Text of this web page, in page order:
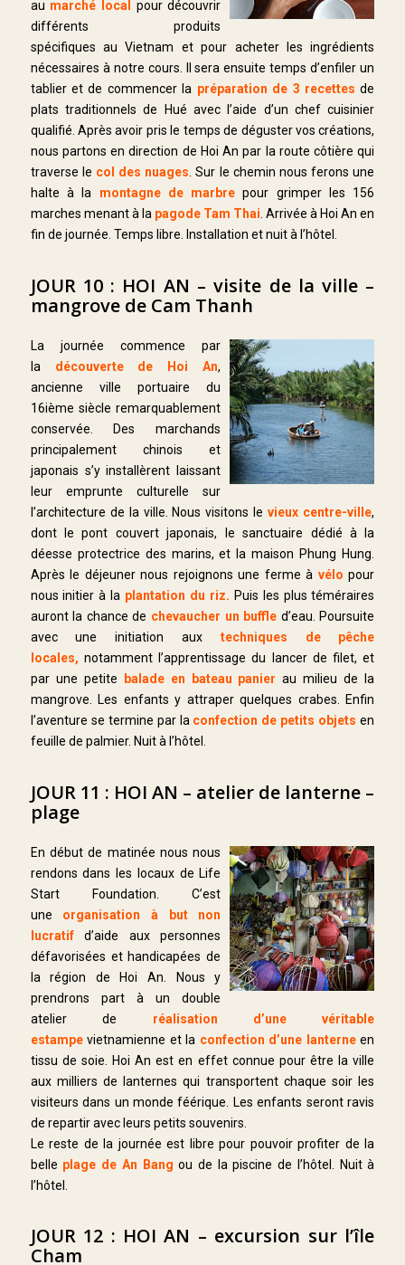
au marché local
pour découvrir
différents produits
spécifiques au Vietnam et pour acheter les ingrédients
nécessaires à notre cours. Il sera ensuite temps d’enfiler un
tablier et de commencer la préparation de 3 recettes de
plats traditionnels de Hué avec l’aide d’un chef cuisinier
qualifié. Après avoir pris le temps de déguster vos créations,
nous partons en direction de Hoi An par la route côtière qui
traverse le col des nuages . Sur le chemin nous ferons une
halte à la montagne de marbre pour grimper les 156
marches menant à la pagode Tam Thai . Arrivée à Hoi An en
fin de journée. Temps libre. Installation et nuit à l’hôtel.
JOUR 10 : HOI AN – visite de la ville –
mangrove de Cam Thanh
La journée commence par
la découverte de Hoi An,
ancienne ville portuaire du
16ième siècle remarquablement
conservée. Des marchands
principalement chinois et
japonais s’y installèrent laissant
leur emprunte culturelle sur
l’architecture de la ville. Nous visitons levieux centre-ville,
dont le pont couvert japonais, le sanctuaire dédié à la
déesse protectrice des marins, et la maison Phung Hung.
Après le déjeuner nous rejoignons une ferme à vélo pour
nous initier à la plantation du riz. Puis les plus téméraires
auront la chance de chevaucher un buffle d’eau. Poursuite
avec une initiation aux techniques de pêche
locales, notamment l’apprentissage du lancer de filet, et
par une petite
balade en bateau panier au milieu de la
mangrove. Les enfants y attraper quelques crabes. Enfin
l’aventure se termine par la confection de petits objets en
feuille de palmier. Nuit à l’hôtel.
JOUR 11 : HOI AN – atelier de lanterne –
plage
En début de matinée nous nous
rendons dans les locaux de Life
Start Foundation. C’est
une organisation à but non
lucratifd’aide aux personnes
défavorisées et handicapées de
la région de Hoi An. Nous y
prendrons part à un double
atelier de réalisation d’une véritable
estampevietnamienne et la confection d’une lanterneen
tissu de soie. Hoi An est en effet connue pour être la ville
aux milliers de lanternes qui transportent chaque soir les
visiteurs dans un monde féérique. Les enfants seront ravis
de repartir avec leurs petits souvenirs.
Le reste de la journée est libre pour pouvoir profiter de la
belle plage de An Bang ou de la piscine de l’hôtel. Nuit à
l’hôtel.
JOUR 12 : HOI AN – excursion sur l’île
Cham